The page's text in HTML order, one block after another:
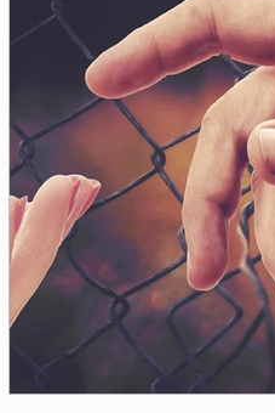
Pensamiento
y espiritualidades
Doctrina Social